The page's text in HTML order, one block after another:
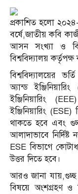
প্রকাশিত হলো ২০২৪-
বর্ষে,জাতীয় কবি
আসন সংখ্যা ও
বিশ্ববিদ্যালয়
বিশ্ববিদ্যালয়ের
অ্যান্ড
ইঞ্জিনিয়ারিং
ইঞ্জিনিয়ারিং
থাকতে হবে এবং
আলাদাভাবে
ESE বিভাগে
উত্তর দিতে হবে।
আরও জানা যায়,গুচ্ছ
বিষয়ে অংশগ্রহণ ও